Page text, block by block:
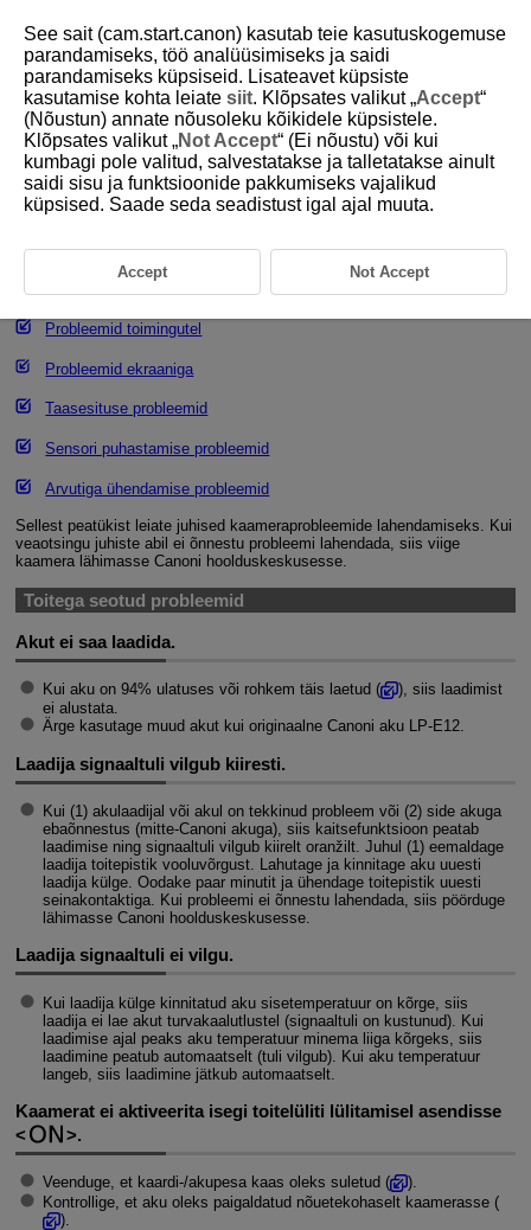
D101-198
Veaotsingu juhised
Toitega seotud probleemid
Võtetega seotud probleemid
Probleemid toimingutel
Probleemid ekraaniga
Taasesituse probleemid
Sensori puhastamise probleemid
Arvutiga ühendamise probleemid
Sellest peatükist leiate juhised kaameraprobleemide lahendamiseks. Kui
veaotsingu juhiste abil ei õnnestu probleemi lahendada, siis viige
kaamera lähimasse Canoni hoolduskeskusesse.
Toitega seotud probleemid
Akut ei saa laadida.
Kui aku on 94% ulatuses või rohkem täis laetud (
), siis laadimist
ei alustata.
Ärge kasutage muud akut kui originaalne Canoni aku LP-E12.
Laadija signaaltuli vilgub kiiresti.
Kui (1) akulaadijal või akul on tekkinud probleem või (2) side akuga
ebaõnnestus (mitte-Canoni akuga), siis kaitsefunktsioon peatab
laadimise ning signaaltuli vilgub kiirelt oranžilt. Juhul (1) eemaldage
laadija toitepistik vooluvõrgust. Lahutage ja kinnitage aku uuesti
laadija külge. Oodake paar minutit ja ühendage toitepistik uuesti
seinakontaktiga. Kui probleemi ei õnnestu lahendada, siis pöörduge
lähimasse Canoni hoolduskeskusesse.
Laadija signaaltuli ei vilgu.
Kui laadija külge kinnitatud aku sisetemperatuur on kõrge, siis
laadija ei lae akut turvakaalutlustel (signaaltuli on kustunud). Kui
laadimise ajal peaks aku temperatuur minema liiga kõrgeks, siis
laadimine peatub automaatselt (tuli vilgub). Kui aku temperatuur
langeb, siis laadimine jätkub automaatselt.
Kaamerat ei aktiveerita isegi toitelüliti lülitamisel asendisse
.
Veenduge, et kaardi-/akupesa kaas oleks suletud (
).
Kontrollige, et aku oleks paigaldatud nõuetekohaselt kaamerasse (
).
See sait (cam.start.canon) kasutab teie kasutuskogemuse
parandamiseks, töö analüüsimiseks ja saidi
parandamiseks küpsiseid. Lisateavet küpsiste
kasutamise kohta leiate siit. Klõpsates valikut „Accept“
(Nõustun) annate nõusoleku kõikidele küpsistele.
Klõpsates valikut „Not Accept“ (Ei nõustu) või kui
kumbagi pole valitud, salvestatakse ja talletatakse ainult
saidi sisu ja funktsioonide pakkumiseks vajalikud
küpsised. Saade seda seadistust igal ajal muuta.
Accept Not Accept